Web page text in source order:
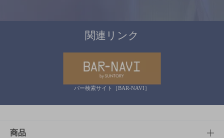
関連リンク
バー検索サイト［BAR-NAVI］
商品